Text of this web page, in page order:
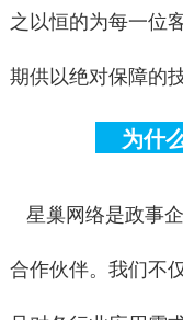
之以恒的为每一位
期供以绝对保障的
为什
星巢网络是政事企
合作伙伴。我们不